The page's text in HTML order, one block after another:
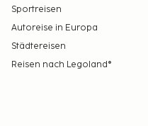
Sportreisen
Autoreise in Europa
Städtereisen
Reisen nach Legoland®